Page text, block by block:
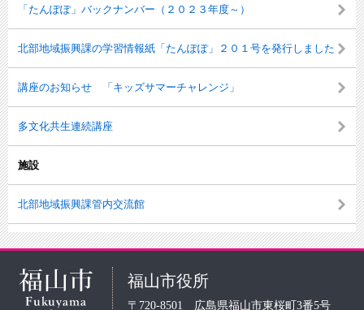
「たんぽぽ」バックナンバー（２０２３年度～）
北部地域振興課の学習情報紙「たんぽぽ」２０１号を発行しました
講座のお知らせ 「キッズサマーチャレンジ」
多文化共生連続講座
施設
北部地域振興課管内交流館
福山市役所
〒720-8501 広島県福山市東桜町3番5号